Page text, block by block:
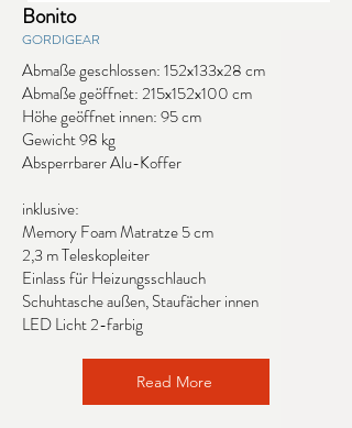
Bonito
GORDIGEAR
Abmaße geschlossen: 152x133x28 cm
Abmaße geöffnet: 215x152x100 cm
Höhe geöffnet innen: 95 cm
Gewicht 98 kg
Absperrbarer Alu-Koffer
inklusive:
Memory Foam Matratze 5 cm
2,3 m Teleskopleiter
Einlass für Heizungsschlauch
Schuhtasche außen, Staufächer innen
LED Licht 2-farbig
Read More